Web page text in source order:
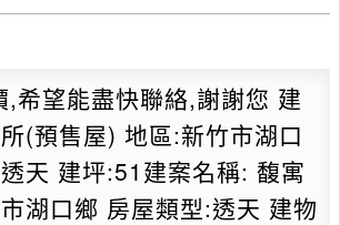
,希望能盡快聯絡,謝謝您 建
(預售屋) 地區:新竹市湖口
天 建坪:51建案名稱: 馥寓
湖口鄉 房屋類型:透天 建物